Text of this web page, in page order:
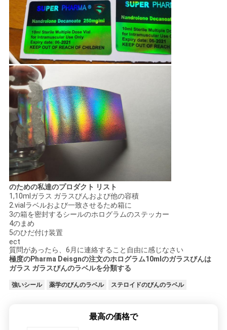
合
地
図
PRIVACY
POLICY
のための私達のプロダクト リスト
1,10mlガラス ガラスびんおよび他の容積
2.vialラベルおよび一致させるため箱に
3の箱を密封するシールのホログラムのステッカー
4のまめ
5のひだ付け装置
ect
質問があったら、6月に連絡すること自由に感じなさい
極度のPharma Deisgnの注文のホログラム10mlのガラスびんは
ガラス ガラスびんのラベルを分類する
強いシール 薬学のびんのラベル ステロイドのびんのラベル
最高の価格で